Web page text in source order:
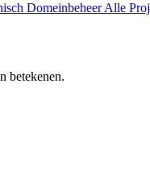
DomeinbeheerAlle
betekenen.